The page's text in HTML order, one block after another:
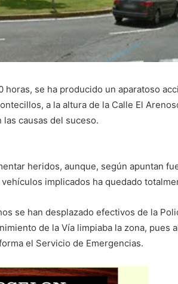
horas, se ha producido un aparatoso
a la altura de la Calle El
causas del suceso.
heridos, aunque, según apuntan
implicados ha quedado
se han desplazado efectivos de la
de la Vía limpiaba la zona, pues
el Servicio de Emergencias.